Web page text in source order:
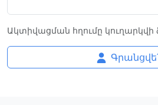
Ակտիվացման հղումը կուղարկվի